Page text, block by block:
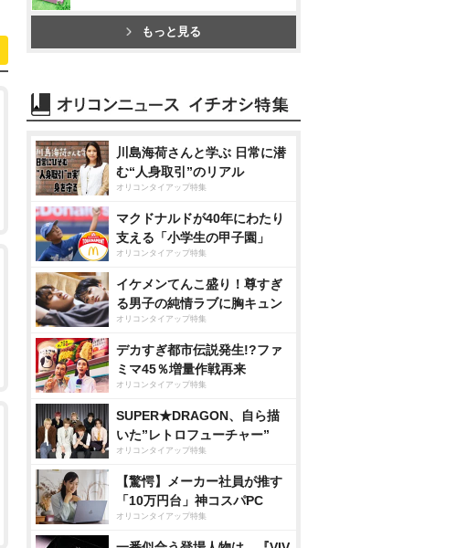
もっと見る
川島海荷さんと学ぶ 日常に潜
む“人身取引”のリアル
オリコンタイアップ特集
マクドナルドが40年にわたり
支える「小学生の甲子園」
オリコンタイアップ特集
イケメンてんこ盛り！尊すぎ
る男子の純情ラブに胸キュン
オリコンタイアップ特集
デカすぎ都市伝説発生!?ファ
ミマ45％増量作戦再来
オリコンタイアップ特集
SUPER★DRAGON、自ら描
いた”レトロフューチャー”
オリコンタイアップ特集
【驚愕】メーカー社員が推す
「10万円台」神コスパPC
オリコンタイアップ特集